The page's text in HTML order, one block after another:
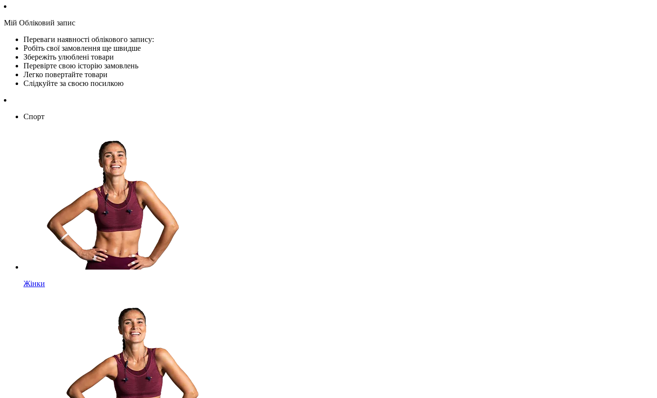
Мій Обліковий запис
Переваги наявності облікового запису:
Робіть свої замовлення ще швидше
Збережіть улюблені товари
Перевірте свою історію замовлень
Легко повертайте товари
Слідкуйте за своєю посилкою
Спорт
Жінки